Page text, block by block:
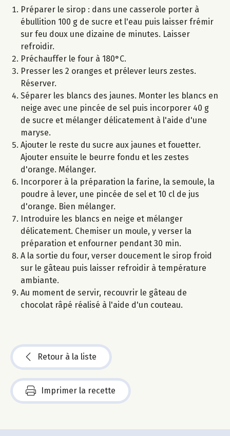
Préparer le sirop : dans une casserole porter à
ébullition 100 g de sucre et l'eau puis laisser frémir
sur feu doux une dizaine de minutes. Laisser
refroidir.
Préchauffer le four à 180°C.
Presser les 2 oranges et prélever leurs zestes.
Réserver.
Séparer les blancs des jaunes. Monter les blancs en
neige avec une pincée de sel puis incorporer 40 g
de sucre et mélanger délicatement à l'aide d'une
maryse.
Ajouter le reste du sucre aux jaunes et fouetter.
Ajouter ensuite le beurre fondu et les zestes
d'orange. Mélanger.
Incorporer à la préparation la farine, la semoule, la
poudre à lever, une pincée de sel et 10 cl de jus
d'orange. Bien mélanger.
Introduire les blancs en neige et mélanger
délicatement. Chemiser un moule, y verser la
préparation et enfourner pendant 30 min.
A la sortie du four, verser doucement le sirop froid
sur le gâteau puis laisser refroidir à température
ambiante.
Au moment de servir, recouvrir le gâteau de
chocolat râpé réalisé à l'aide d'un couteau.
Retour à la liste
Imprimer la recette